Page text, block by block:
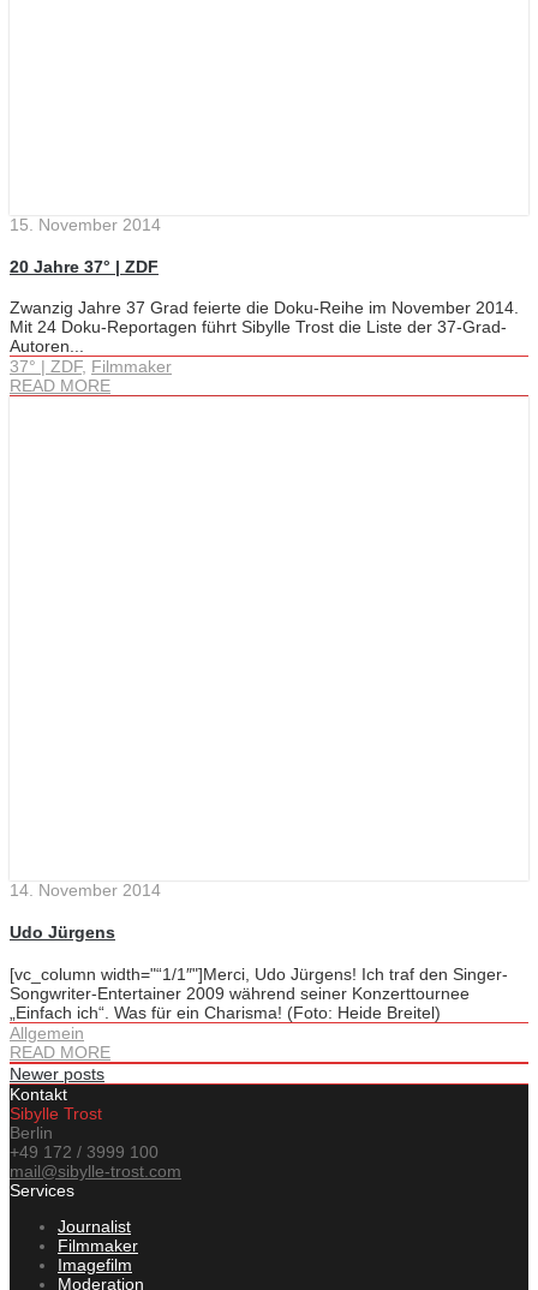
15. November 2014
20 Jahre 37° | ZDF
Zwanzig Jahre 37 Grad feierte die Doku-Reihe im November 2014.
Mit 24 Doku-Reportagen führt Sibylle Trost die Liste der 37-Grad-
Autoren...
37° | ZDF, Filmmaker
READ MORE
14. November 2014
Udo Jürgens
[vc_column width="“1/1″"]Merci, Udo Jürgens! Ich traf den Singer-
Songwriter-Entertainer 2009 während seiner Konzerttournee
„Einfach ich“. Was für ein Charisma! (Foto: Heide Breitel)
Allgemein
READ MORE
Newer posts
Kontakt
Sibylle Trost
Berlin
+49 172 / 3999 100
mail@sibylle-trost.com
Services
Journalist
Filmmaker
Imagefilm
Moderation